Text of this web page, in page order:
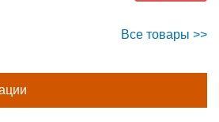
Все товары >>